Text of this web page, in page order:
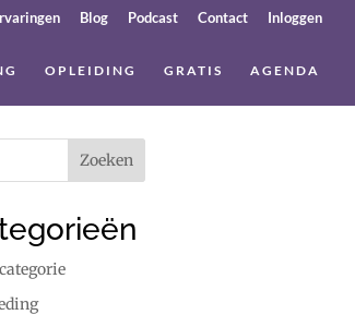
Blog Podcast Contact Inloggen
OPLEIDING GRATIS AGENDA